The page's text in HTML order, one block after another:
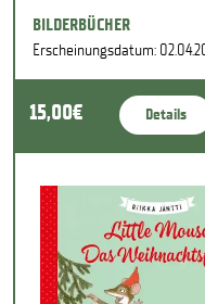
BILDERBÜCHER
Erscheinungsdatum:
15,00€ Details